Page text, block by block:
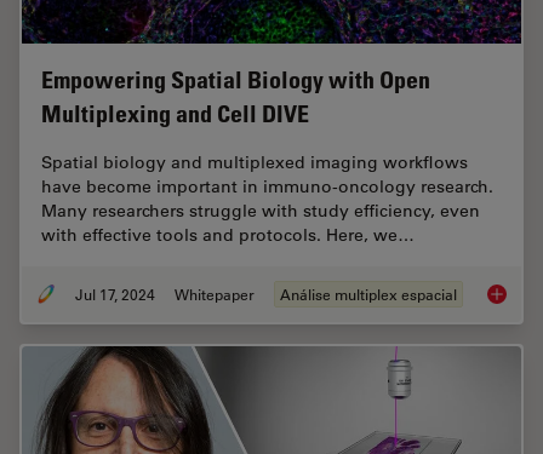
Empowering Spatial Biology with Open
Multiplexing and Cell DIVE
Spatial biology and multiplexed imaging workflows
have become important in immuno-oncology research.
Many researchers struggle with study efficiency, even
with effective tools and protocols. Here, we…
Jul 17, 2024 Whitepaper Análise multiplex espacial